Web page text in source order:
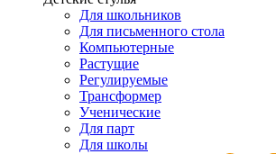
Для школьников
Для письменного стола
Компьютерные
Растущие
Регулируемые
Трансформер
Ученические
Для парт
Для школы